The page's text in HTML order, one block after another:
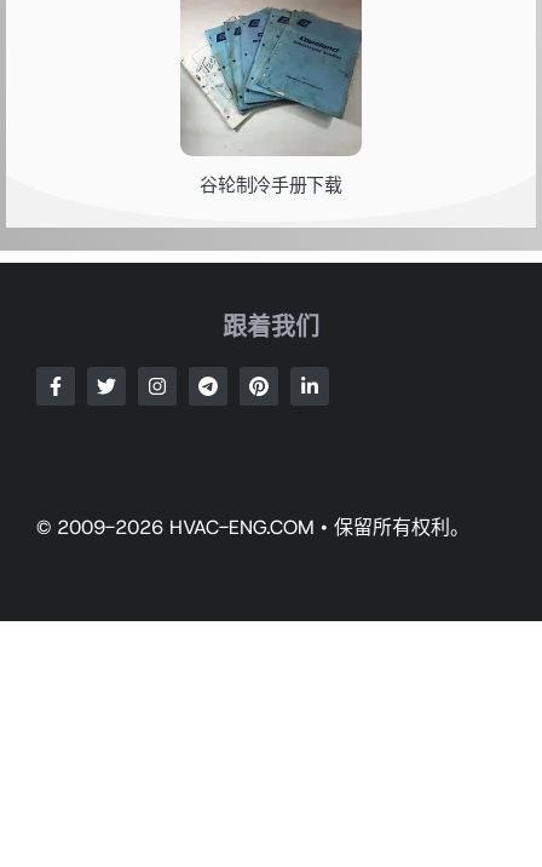
谷轮制冷手册下载
跟着我们
© 2009-2026 HVAC-ENG.COM • 保留所有权利。